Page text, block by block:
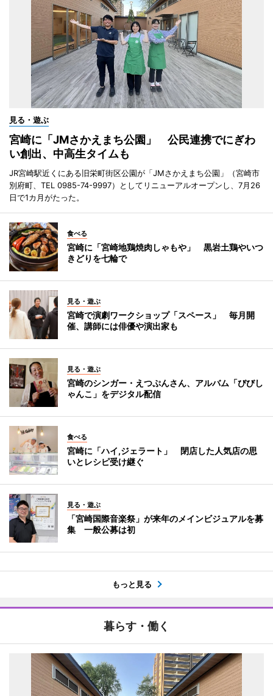
見る・遊ぶ
宮崎に「JMさかえまち公園」 公民連携でにぎわ
い創出、中高生タイムも
JR宮崎駅近くにある旧栄町街区公園が「JMさかえまち公園」（宮崎市
別府町、TEL 0985-74-9997）としてリニューアルオープンし、7月26
日で1カ月がたった。
食べる
宮崎に「宮崎地鶏焼肉しゃもや」 黒岩土鶏やいつ
きどりを七輪で
見る・遊ぶ
宮崎で演劇ワークショップ「スペース」 毎月開
催、講師には俳優や演出家も
見る・遊ぶ
宮崎のシンガー・えつぷんさん、アルバム「びびし
ゃんこ」をデジタル配信
食べる
宮崎に「ハイ,ジェラート」 閉店した人気店の思
いとレシピ受け継ぐ
見る・遊ぶ
「宮崎国際音楽祭」が来年のメインビジュアルを募
集 一般公募は初
もっと見る
暮らす・働く